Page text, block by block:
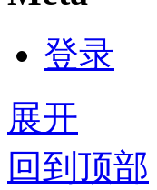
登录
展开
回到顶部